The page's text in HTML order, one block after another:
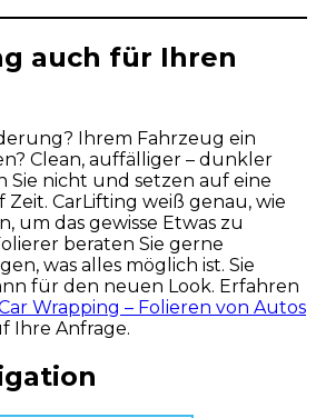
auch für Ihren
Ihrem Fahrzeug ein
Clean, auffälliger – dunkler
Sie nicht und setzen auf eine
CarLifting weiß genau, wie
um das gewisse Etwas zu
beraten Sie gerne
was alles möglich ist. Sie
für den neuen Look. Erfahren
Wrapping – Folieren von Autos
Ihre Anfrage.